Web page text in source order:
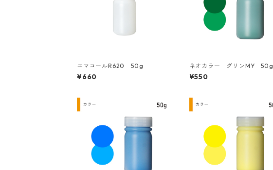
エマコールR620 50g
¥660
ネオカラー グリンMY 50g
¥550